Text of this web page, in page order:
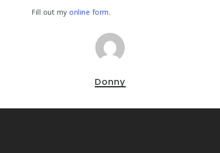
Fill out my online form.
Donny